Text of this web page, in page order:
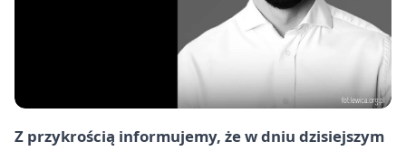
Z przykrością informujemy, że w dniu dzisiejszym